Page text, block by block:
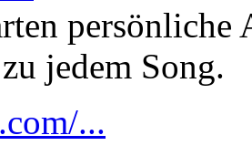
persönliche
jedem Song.
...